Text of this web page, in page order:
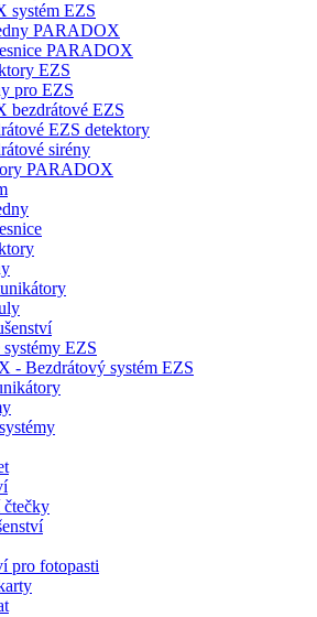
systém EZS
PARADOX
PARADOX
EZS
pro EZS
bezdrátové EZS
EZS detektory
sirény
PARADOX
EZS
- Bezdrátový systém EZS
pro fotopasti